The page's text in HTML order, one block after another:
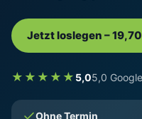
Jetzt loslegen –
★★★★★ 5,05,0
Ohne Termin